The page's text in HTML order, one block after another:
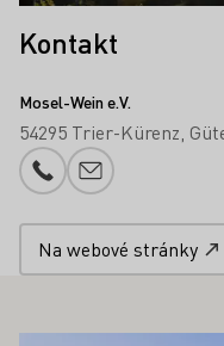
Kontakt
Mosel-Wein e.V.
54295 Trier-Kürenz
Telefonní číslo
Přidání e-mailu
Na webové stránky
ZAJÍMAT TAKÉ